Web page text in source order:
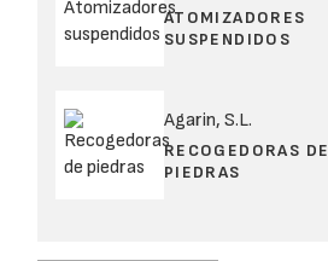
ATOMIZADORES
SUSPENDIDOS
Agarin, S.L.
RECOGEDORAS DE
PIEDRAS